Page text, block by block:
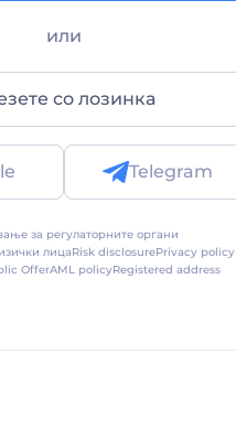
или
со лозинка
Telegram
за регулаторните органи
лицаRisk disclosurePrivacy policy
OfferAML policyRegistered address